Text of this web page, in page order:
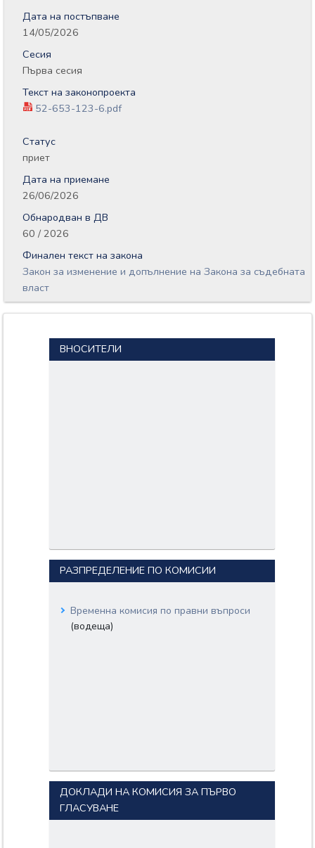
Дата на постъпване
14/05/2026
Сесия
Първа сесия
Текст на законопроекта
52-653-123-6.pdf
Статус
приет
Дата на приемане
26/06/2026
Обнародван в ДВ
60 / 2026
Финален текст на закона
Закон за изменение и допълнение на Закона за съдебната
власт
ВНОСИТЕЛИ
РАЗПРЕДЕЛЕНИЕ ПО КОМИСИИ
Временна комисия по правни въпроси
(водеща)
ДОКЛАДИ НА КОМИСИЯ ЗА ПЪРВО
ГЛАСУВАНЕ